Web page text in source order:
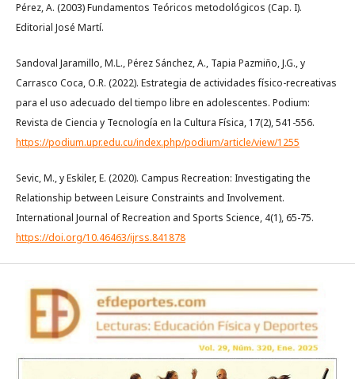
Pérez, A. (2003) Fundamentos Teóricos metodológicos (Cap. I).
Editorial José Martí.
Sandoval Jaramillo, M.L., Pérez Sánchez, A., Tapia Pazmiño, J.G., y
Carrasco Coca, O.R. (2022). Estrategia de actividades físico-recreativas
para el uso adecuado del tiempo libre en adolescentes. Podium:
Revista de Ciencia y Tecnología en la Cultura Física, 17(2), 541-556.
https://podium.upr.edu.cu/index.php/podium/article/view/1255
Sevic, M., y Eskiler, E. (2020). Campus Recreation: Investigating the
Relationship between Leisure Constraints and Involvement.
International Journal of Recreation and Sports Science, 4(1), 65-75.
https://doi.org/10.46463/ijrss.841878